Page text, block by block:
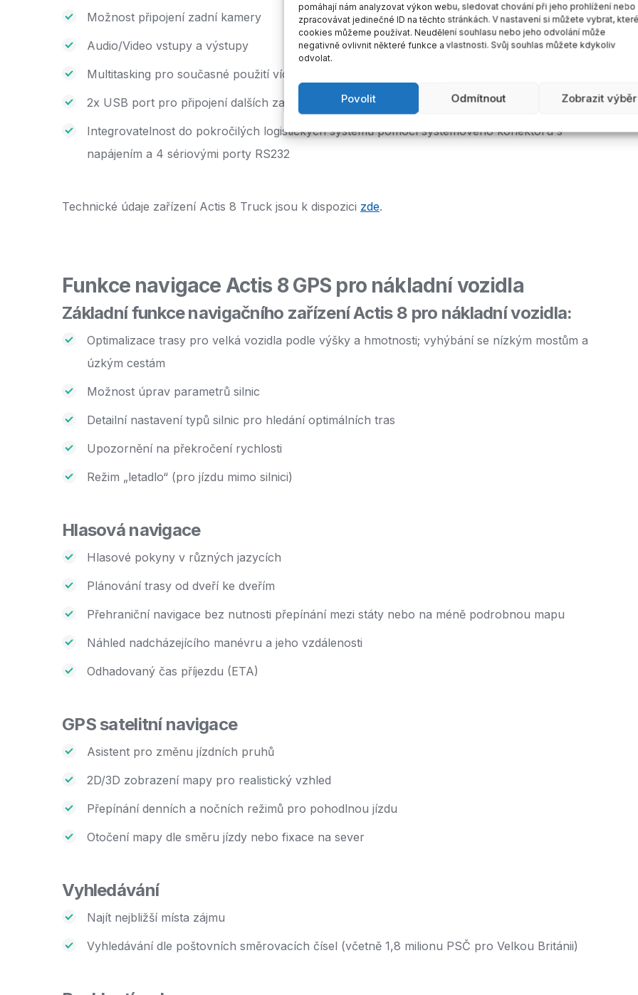
pomáhají nám analyzovat výkon webu, sledovat chování při jeho prohlížení nebo
zpracovávat jedinečné ID na těchto stránkách. V nastavení si můžete vybrat,
cookies můžeme používat. Neudělení souhlasu nebo jeho odvolání může
negativně ovlivnit některé funkce a vlastnosti. Svůj souhlas můžete kdykoliv
odvolat.
Povolit Odmítnout Zobrazit výběr
Možnost připojení zadní kamery
Audio/Video vstupy a výstupy
Multitasking pro současné použití více aplikací
2x USB port pro připojení dalších zařízení
Integrovatelnost do pokročilých logistických systémů pomocí systémového konektoru s
napájením a 4 sériovými porty RS232
Technické údaje zařízení Actis 8 Truck jsou k dispozici zde.
Funkce navigace Actis 8 GPS pro nákladní vozidla
Základní funkce navigačního zařízení Actis 8 pro nákladní vozidla:
Optimalizace trasy pro velká vozidla podle výšky a hmotnosti; vyhýbání se nízkým mostům a
úzkým cestám
Možnost úprav parametrů silnic
Detailní nastavení typů silnic pro hledání optimálních tras
Upozornění na překročení rychlosti
Režim „letadlo“ (pro jízdu mimo silnici)
Hlasová navigace
Hlasové pokyny v různých jazycích
Plánování trasy od dveří ke dveřím
Přehraniční navigace bez nutnosti přepínání mezi státy nebo na méně podrobnou mapu
Náhled nadcházejícího manévru a jeho vzdálenosti
Odhadovaný čas příjezdu (ETA)
GPS satelitní navigace
Asistent pro změnu jízdních pruhů
2D/3D zobrazení mapy pro realistický vzhled
Přepínání denních a nočních režimů pro pohodlnou jízdu
Otočení mapy dle směru jízdy nebo fixace na sever
Vyhledávání
Najít nejbližší místa zájmu
Vyhledávání dle poštovních směrovacích čísel (včetně 1,8 milionu PSČ pro Velkou Británii)